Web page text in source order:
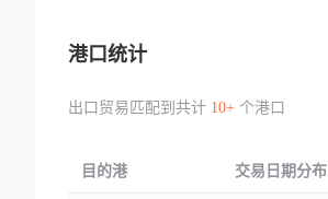
港口统计
出口贸易匹配到共计 10+个港口
目的港 交易日期分布